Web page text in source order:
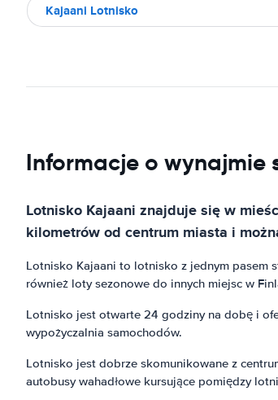
Kajaani Lotnisko
Informacje o wynajmie
Lotnisko Kajaani znajduje się w
kilometrów od centrum miasta i
Lotnisko Kajaani to lotnisko z jednym pasem
również loty sezonowe do innych miejsc w
Lotnisko jest otwarte 24 godziny na dobę i
wypożyczalnia samochodów.
Lotnisko jest dobrze skomunikowane z
autobusy wahadłowe kursujące pomiędzy